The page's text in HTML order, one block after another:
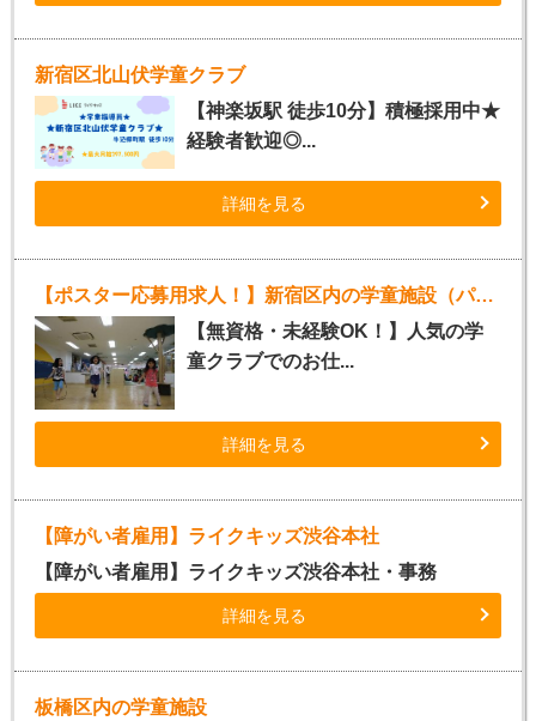
新宿区北山伏学童クラブ
【神楽坂駅 徒歩10分】積極採用中★
経験者歓迎◎...
詳細を見る
【ポスター応募用求人！】新宿区内の学童施設（パート指導員）
【無資格・未経験OK！】人気の学
童クラブでのお仕...
詳細を見る
【障がい者雇用】ライクキッズ渋谷本社
【障がい者雇用】ライクキッズ渋谷本社・事務
詳細を見る
板橋区内の学童施設